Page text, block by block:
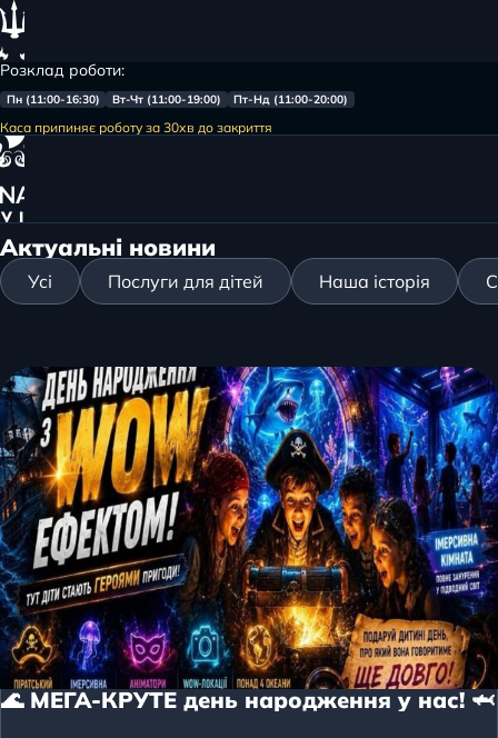
Розклад роботи:
Пн (11:00-16:30) Вт-Чт (11:00-19:00) Пт-Нд (11:00-20:00)
Каса припиняє роботу за 30хв до закриття
Головна
Актуальні новини
Усі Послуги для дітей Наша історія
🌊 МЕГА-КРУТЕ день народження у нас! 🦈